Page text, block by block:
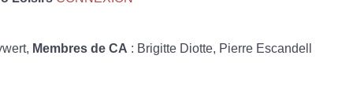
Membres de CA : Brigitte Diotte, Pierre Escandell